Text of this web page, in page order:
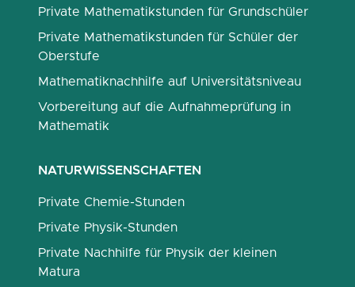
Private Mathematikstunden für Grundschüler
Private Mathematikstunden für Schüler der
Oberstufe
Mathematiknachhilfe auf Universitätsniveau
Vorbereitung auf die Aufnahmeprüfung in
Mathematik
NATURWISSENSCHAFTEN
Private Chemie-Stunden
Private Physik-Stunden
Private Nachhilfe für Physik der kleinen
Matura